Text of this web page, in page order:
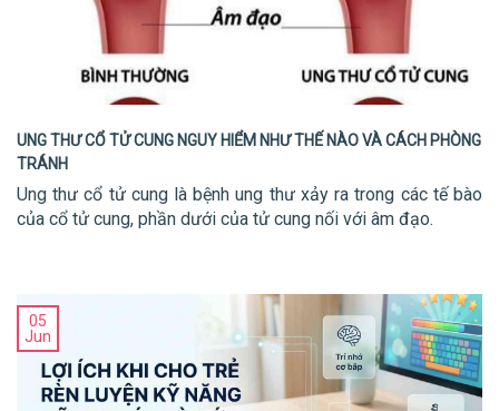
UNG THƯ CỔ TỬ CUNG NGUY HIỂM NHƯ THẾ NÀO VÀ CÁCH PHÒNG
TRÁNH
Ung thư cổ tử cung là bệnh ung thư xảy ra trong các tế bào
của cổ tử cung, phần dưới của tử cung nối với âm đạo.
05
Jun